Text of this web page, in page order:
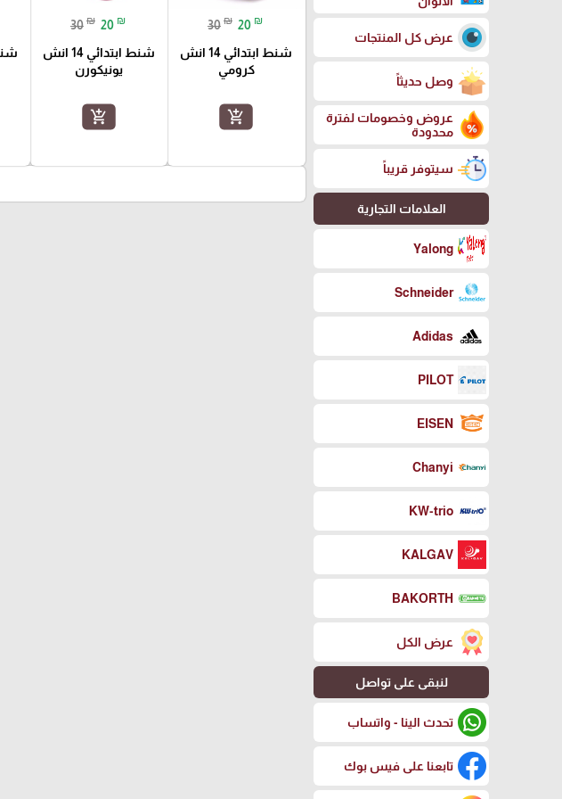
عرض كل المنتجات
وصل حديثاً
عروض وخصومات لفترة
محدودة
سيتوفر قريباً
العلامات التجارية
Yalong
Schneider
Adidas
PILOT
EISEN
Chanyi
KW-trio
KALGAV
BAKORTH
عرض الكل
لنبقى على تواصل
تحدث الينا - واتساب
تابعنا على فيس بوك
30 ₪ 20 ₪
شنط ابتدائي 14 انش
كرومي
add_shopping_cart
30 ₪ 20 ₪
شنط ابتدائي 14 انش
يونيكورن
add_shopping_cart